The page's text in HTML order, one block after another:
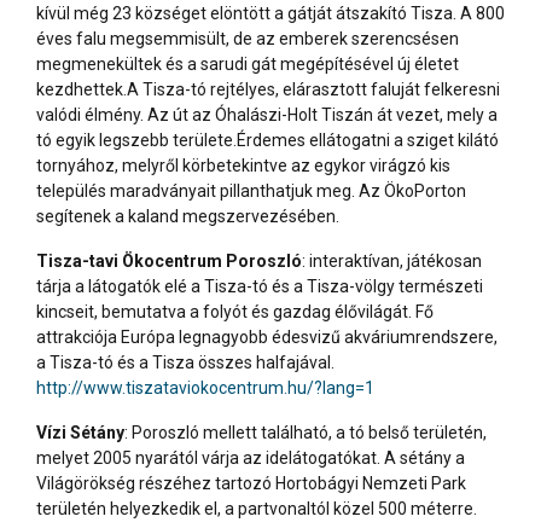
kívül még 23 községet elöntött a gátját átszakító Tisza. A 800
éves falu megsemmisült, de az emberek szerencsésen
megmenekültek és a sarudi gát megépítésével új életet
kezdhettek.A Tisza-tó rejtélyes, elárasztott faluját felkeresni
valódi élmény. Az út az Óhalászi-Holt Tiszán át vezet, mely a
tó egyik legszebb területe.Érdemes ellátogatni a sziget kilátó
tornyához, melyről körbetekintve az egykor virágzó kis
település maradványait pillanthatjuk meg. Az ÖkoPorton
segítenek a kaland megszervezésében.
Tisza-tavi Ökocentrum Poroszló: interaktívan, játékosan
tárja a látogatók elé a Tisza-tó és a Tisza-völgy természeti
kincseit, bemutatva a folyót és gazdag élővilágát. Fő
attrakciója Európa legnagyobb édesvizű akváriumrendszere,
a Tisza-tó és a Tisza összes halfajával.
http://www.tiszataviokocentrum.hu/?lang=1
Vízi Sétány: Poroszló mellett található, a tó belső területén,
melyet 2005 nyarától várja az idelátogatókat. A sétány a
Világörökség részéhez tartozó Hortobágyi Nemzeti Park
területén helyezkedik el, a partvonaltól közel 500 méterre.